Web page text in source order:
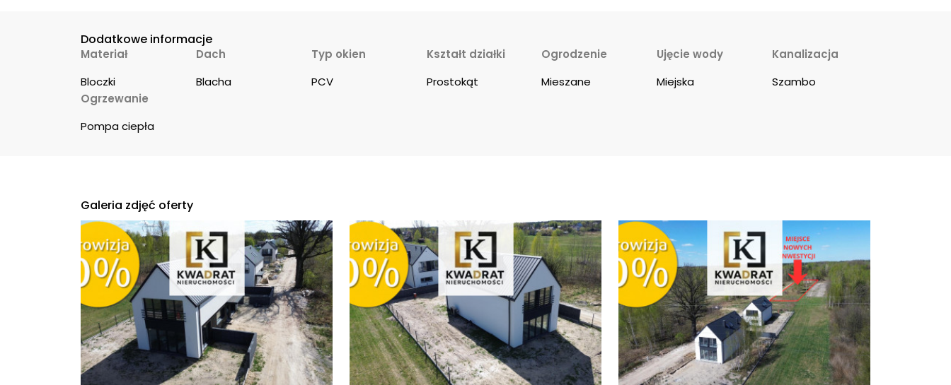
Dodatkowe informacje
Materiał
Bloczki
Dach
Blacha
Typ okien
PCV
Kształt działki
Prostokąt
Ogrodzenie
Mieszane
Ujęcie wody
Miejska
Kanalizacja
Szambo
Ogrzewanie
Pompa ciepła
Galeria zdjęć oferty